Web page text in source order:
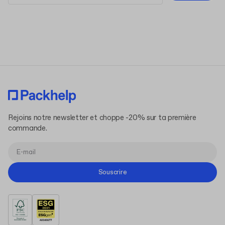
Rejoins notre newsletter et choppe -20% sur ta première
commande.
Souscrire